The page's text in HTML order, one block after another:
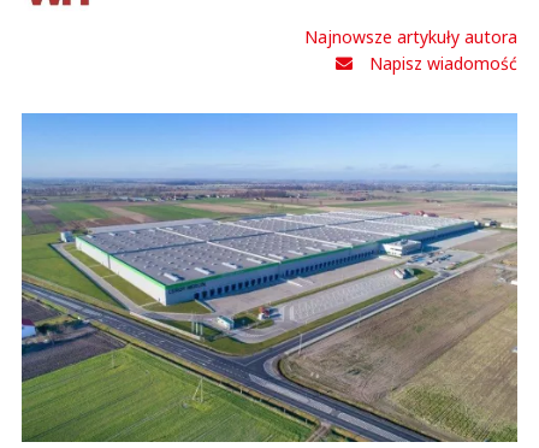
Najnowsze artykuły autora
Napisz wiadomość